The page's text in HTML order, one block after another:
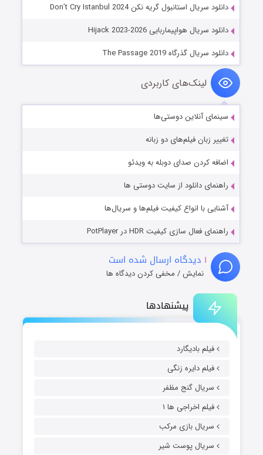
پیشنهادها
فیلم بادیگارد
فیلم دایره زنگی
سریال گنج مظفر
فیلم اخراجی ها ۱
سریال بازی مرکب
سریال پوست شیر
دانلود سریال استانبول گریه نکن Don’t Cry Istanbul 2024
دانلود سریال هواپیماربایی Hijack 2023-2026
دانلود سریال گذرگاه The Passage 2019
لینک‌های کاربردی
سینمای آنلاین دوستی‌ها
تغییر زبان فیلم‌های دو زبانه
اضافه کردن صدای دوبله به ویدئو
راهنمای دانلود از سایت دوستی ها
آشنایی با انواع کیفیت فیلم‌ها و سریال‌ها
راهنمای فعال سازی کیفیت HDR در PotPlayer
۱ دیدگاه ارسال شده است
نمایش / مخفی کردن دیدگاه ها